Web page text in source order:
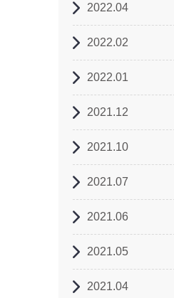
2022.04
2022.02
2022.01
2021.12
2021.10
2021.07
2021.06
2021.05
2021.04